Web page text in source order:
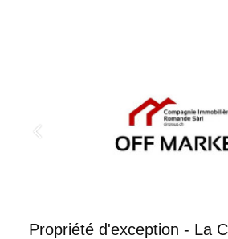
Propriété d'exception - La